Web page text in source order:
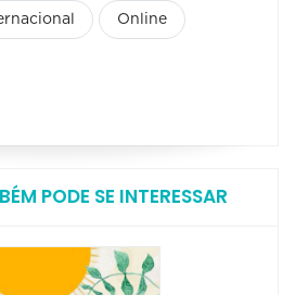
Online
PODE SE INTERESSAR